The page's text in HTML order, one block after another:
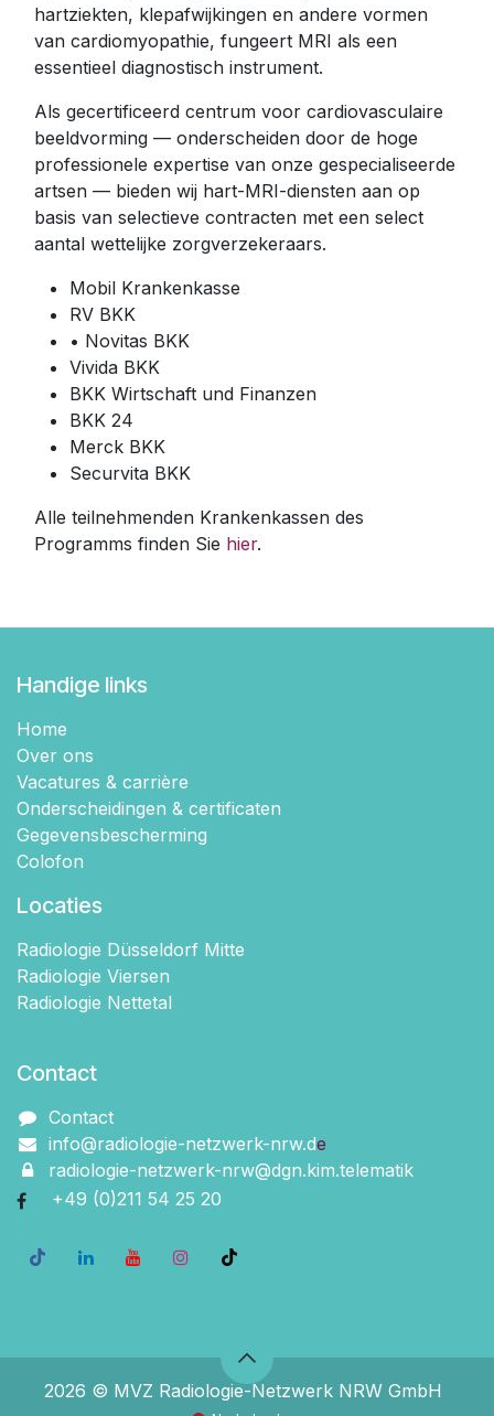
hartziekten, klepafwijkingen en andere vormen
van cardiomyopathie, fungeert MRI als een
essentieel diagnostisch instrument.
Als gecertificeerd centrum voor cardiovasculaire
beeldvorming — onderscheiden door de hoge
professionele expertise van onze gespecialiseerde
artsen — bieden wij hart-MRI-diensten aan op
basis van selectieve contracten met een select
aantal wettelijke zorgverzekeraars.
Mobil Krankenkasse
RV BKK
• Novitas BKK
Vivida BKK
BKK Wirtschaft und Finanzen
BKK 24
Merck BKK
Securvita BKK
Alle teilnehmenden Krankenkassen des
Programms finden Sie hier.
Handige links
Home
Over ons
Vacatures & carrière
Onderscheidingen & certificaten
Gegevensbescherming
Colofon
Locaties
Radiologie Düsseldorf Mitte
Radiologie Viersen
Radiologie Nettetal
Contact
Contact
info@radiologie-netzwerk-nrw.de
radiologie-netzwerk-nrw@dgn.kim.telematik
+49 (0)211 54 2​5 20
2026 © MVZ Radiologie-Netzwerk NRW GmbH